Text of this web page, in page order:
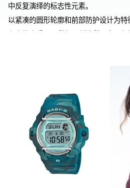
中反复演绎的标志性元素。
以紧凑的圆形轮廓和前部防护设计为
和表带上采用了彩色原创迷彩图案。在
予原创迷彩独有的个性张力与视觉辨